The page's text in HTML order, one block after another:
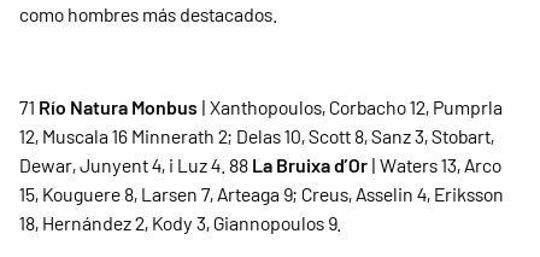
como hombres más destacados.
71 Río Natura Monbus | Xanthopoulos, Corbacho 12, Pumprla
12, Muscala 16 Minnerath 2; Delas 10, Scott 8, Sanz 3, Stobart,
Dewar, Junyent 4, i Luz 4. 88 La Bruixa d’Or | Waters 13, Arco
15, Kouguere 8, Larsen 7, Arteaga 9; Creus, Asselin 4, Eriksson
18, Hernández 2, Kody 3, Giannopoulos 9.